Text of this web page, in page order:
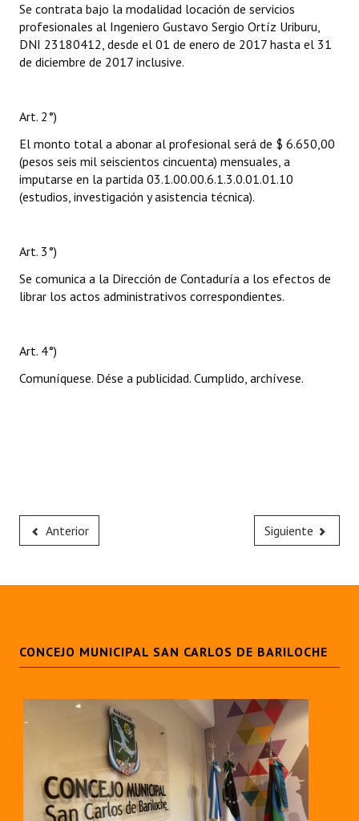
Se contrata bajo la modalidad locación de servicios
profesionales al Ingeniero Gustavo Sergio Ortíz Uriburu,
DNI 23180412, desde el 01 de enero de 2017 hasta el 31
de diciembre de 2017 inclusive.
Art. 2°)
El monto total a abonar al profesional será de $ 6.650,00
(pesos seis mil seiscientos cincuenta) mensuales, a
imputarse en la partida 03.1.00.00.6.1.3.0.01.01.10
(estudios, investigación y asistencia técnica).
Art. 3°)
Se comunica a la Dirección de Contaduría a los efectos de
librar los actos administrativos correspondientes.
Art. 4°)
Comuníquese. Dése a publicidad. Cumplido, archívese.
Anterior Siguiente
CONCEJO MUNICIPAL SAN CARLOS DE BARILOCHE